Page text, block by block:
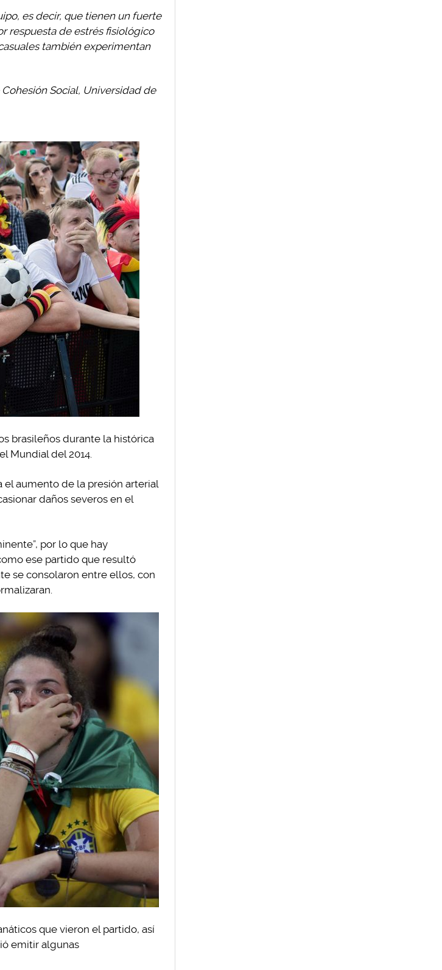
es decir, que tienen un fuerte
respuesta de estrés fisiológico
también experimentan
Social, Universidad de
brasileños durante la histórica
Mundial del 2014.
aumento de la presión arterial
daños severos en el
por lo que hay
ese partido que resultó
se consolaron entre ellos, con
que vieron el partido, así
emitir algunas